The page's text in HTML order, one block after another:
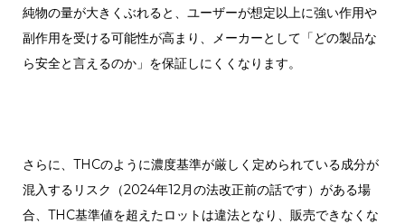
純物の量が大きくぶれると、ユーザーが想定以上に強い作用や
副作用を受ける可能性が高まり、メーカーとして「どの製品な
ら安全と言えるのか」を保証しにくくなります。
さらに、THCのように濃度基準が厳しく定められている成分が
混入するリスク（2024年12月の法改正前の話です）がある場
合、THC基準値を超えたロットは違法となり、販売できなくな